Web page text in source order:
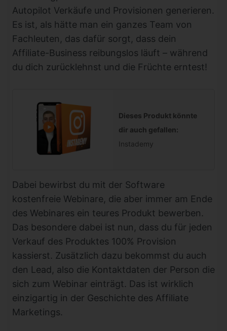
Autopilot Verkäufe und Provisionen generieren.
Es ist, als hätte man ein ganzes Team von
Fachleuten, das dafür sorgt, dass dein
Affiliate-Business reibungslos läuft – während
du dich zurücklehnst und die Früchte erntest!
Dieses Produkt könnte
dir auch gefallen:
Instademy
Dabei bewirbst du mit der Software
kostenfreie Webinare, die aber immer am Ende
des Webinares ein teures Produkt bewerben.
Das besondere dabei ist nun, dass du für jeden
Verkauf des Produktes 100% Provision
kassierst. Zusätzlich dazu bekommst du auch
den Lead, also die Kontaktdaten der Person die
sich zum Webinar einträgt. Das ist wirklich
einzigartig in der Geschichte des Affiliate
Marketings.